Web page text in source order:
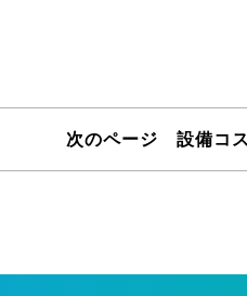
次のページ 設備コ